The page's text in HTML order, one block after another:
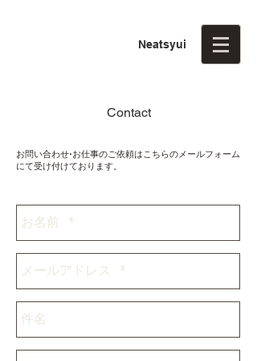
Neatsyui
Contact
お問い合わせ•お仕事のご依頼はこちらのメールフォーム
にて受け付けております。